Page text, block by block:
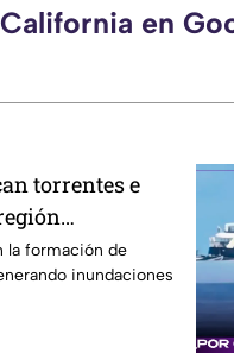
California en
torrentes e
la formación de
inundaciones